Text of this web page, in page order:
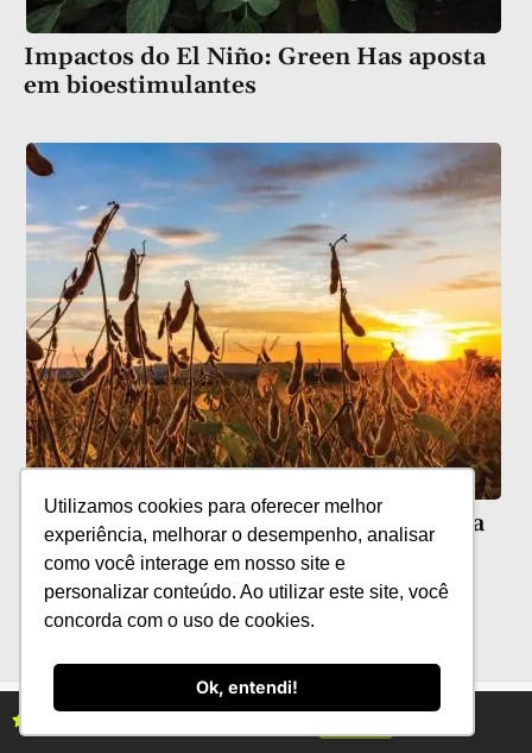
Utilizamos cookies para oferecer melhor
experiência, melhorar o desempenho, analisar
como você interage em nosso site e
personalizar conteúdo. Ao utilizar este site, você
concorda com o uso de cookies.
Ok, entendi!
Impactos do El Niño: Green Has aposta
em bioestimulantes
Solo, genética e manejo: a tríade contra
as perdas climáticas